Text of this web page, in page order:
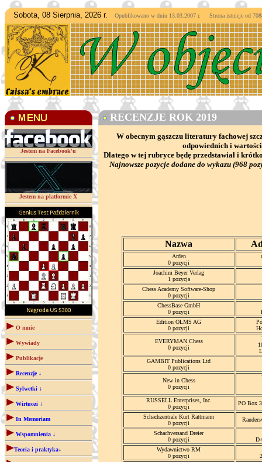
Sobota, 08 Sierpnia, 2026 r. Opublikowano w dniu 13.03.2007 r. Strona istnieje od
Jestem na Facebook'u
Jestem na platformie X
O mnie
Wywiady
Publikacje
Recenzje ↓
Sylwetki ↓
Wirtuozi ↓
In Memoriam
Wspomnienia ↓
Teoria i praktyka↓
RECENZJE ROK 2019
W obecnym gąszczu literatury fachowej
odpowiednich i
Dlatego w tej rubryce będę przedstawiał i
Najnowsze pozycje dodane do wykazu (968
Nazwa
Arden
0 pozycji
Joachim Beyer Verlag
1 pozycja
Chess Academy Software-Shop
0 pozycji
ChessBase GmbH
0 pozycji
Edition OLMS AG
0 pozycji
EVERYMAN Chess
0 pozycji
GAMBIT Publications Ltd
0 pozycji
New in Chess
0 pozycji
RUSSELL Enterprises, Inc.
0 pozycji
PO Box
Schachzentrale Kurt Rattmann
0 pozycji
Schachversand Dreier
0 pozycji
Wydawnictwo RM
0 pozycji